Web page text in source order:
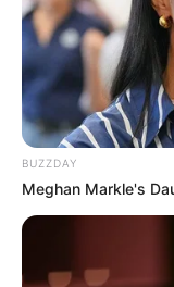
BUZZDAY
Meghan Markle's